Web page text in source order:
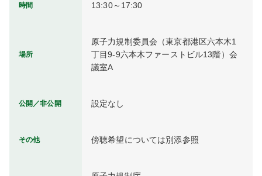
時間 13:30～17:30
場所
原子力規制委員会（東京都港区六本木1
丁目9-9六本木ファーストビル13階）会
議室A
公開／非公開 設定なし
その他 傍聴希望については別添参照